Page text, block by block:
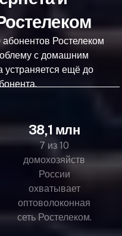
Ростелеком
с домашним
устраняется ещё до
38,1 млн
7 из 10
домохозяйств
России
охватывает
оптоволоконная
сеть Ростелеком.